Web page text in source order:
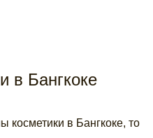
в Бангкоке
косметики в Бангкоке, то